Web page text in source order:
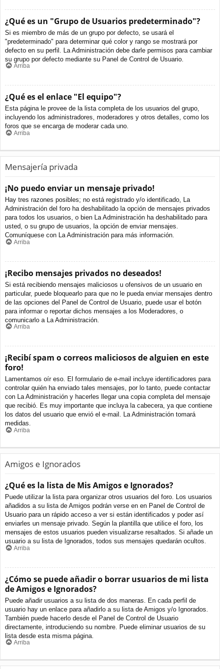
¿Qué es un "Grupo de Usuarios predeterminado"?
Si es miembro de más de un grupo por defecto, se usará el
"predeterminado" para determinar qué color y rango se mostrará por
defecto en su perfil. La Administración debe darle permisos para cambiar
su grupo por defecto mediante su Panel de Control de Usuario.
Arriba
¿Qué es el enlace "El equipo"?
Esta página le provee de la lista completa de los usuarios del grupo,
incluyendo los administradores, moderadores y otros detalles, como los
foros que se encarga de moderar cada uno.
Arriba
Mensajería privada
¡No puedo enviar un mensaje privado!
Hay tres razones posibles; no está registrado y/o identificado, La
Administración del foro ha deshabilitado la opción de mensajes privados
para todos los usuarios, o bien La Administración ha deshabilitado para
usted, o su grupo de usuarios, la opción de enviar mensajes.
Comuníquese con La Administración para más información.
Arriba
¡Recibo mensajes privados no deseados!
Si está recibiendo mensajes maliciosos u ofensivos de un usuario en
particular, puede bloquearlo para que no le pueda enviar mensajes dentro
de las opciones del Panel de Control de Usuario, puede usar el botón
para informar o reportar dichos mensajes a los Moderadores, o
comunicarlo a La Administración.
Arriba
¡Recibí spam o correos maliciosos de alguien en este
foro!
Lamentamos oír eso. El formulario de e-mail incluye identificadores para
controlar quién ha enviado tales mensajes, por lo tanto, puede contactar
con La Administración y hacerles llegar una copia completa del mensaje
que recibió. Es muy importante que incluya la cabecera, ya que contiene
los datos del usuario que envió el e-mail. La Administración tomará
medidas.
Arriba
Amigos e Ignorados
¿Qué es la lista de Mis Amigos e Ignorados?
Puede utilizar la lista para organizar otros usuarios del foro. Los usuarios
añadidos a su lista de Amigos podrán verse en en Panel de Control de
Usuario para un rápido acceso a ver si están identificados y poder así
enviarles un mensaje privado. Según la plantilla que utilice el foro, los
mensajes de estos usuarios pueden visualizarse resaltados. Si añade un
usuario a su lista de Ignorados, todos sus mensajes quedarán ocultos.
Arriba
¿Cómo se puede añadir o borrar usuarios de mi lista
de Amigos e Ignorados?
Puede añadir usuarios a su lista de dos maneras. En cada perfil de
usuario hay un enlace para añadirlo a su lista de Amigos y/o Ignorados.
También puede hacerlo desde el Panel de Control de Usuario
directamente, introduciendo su nombre. Puede eliminar usuarios de su
lista desde esta misma página.
Arriba